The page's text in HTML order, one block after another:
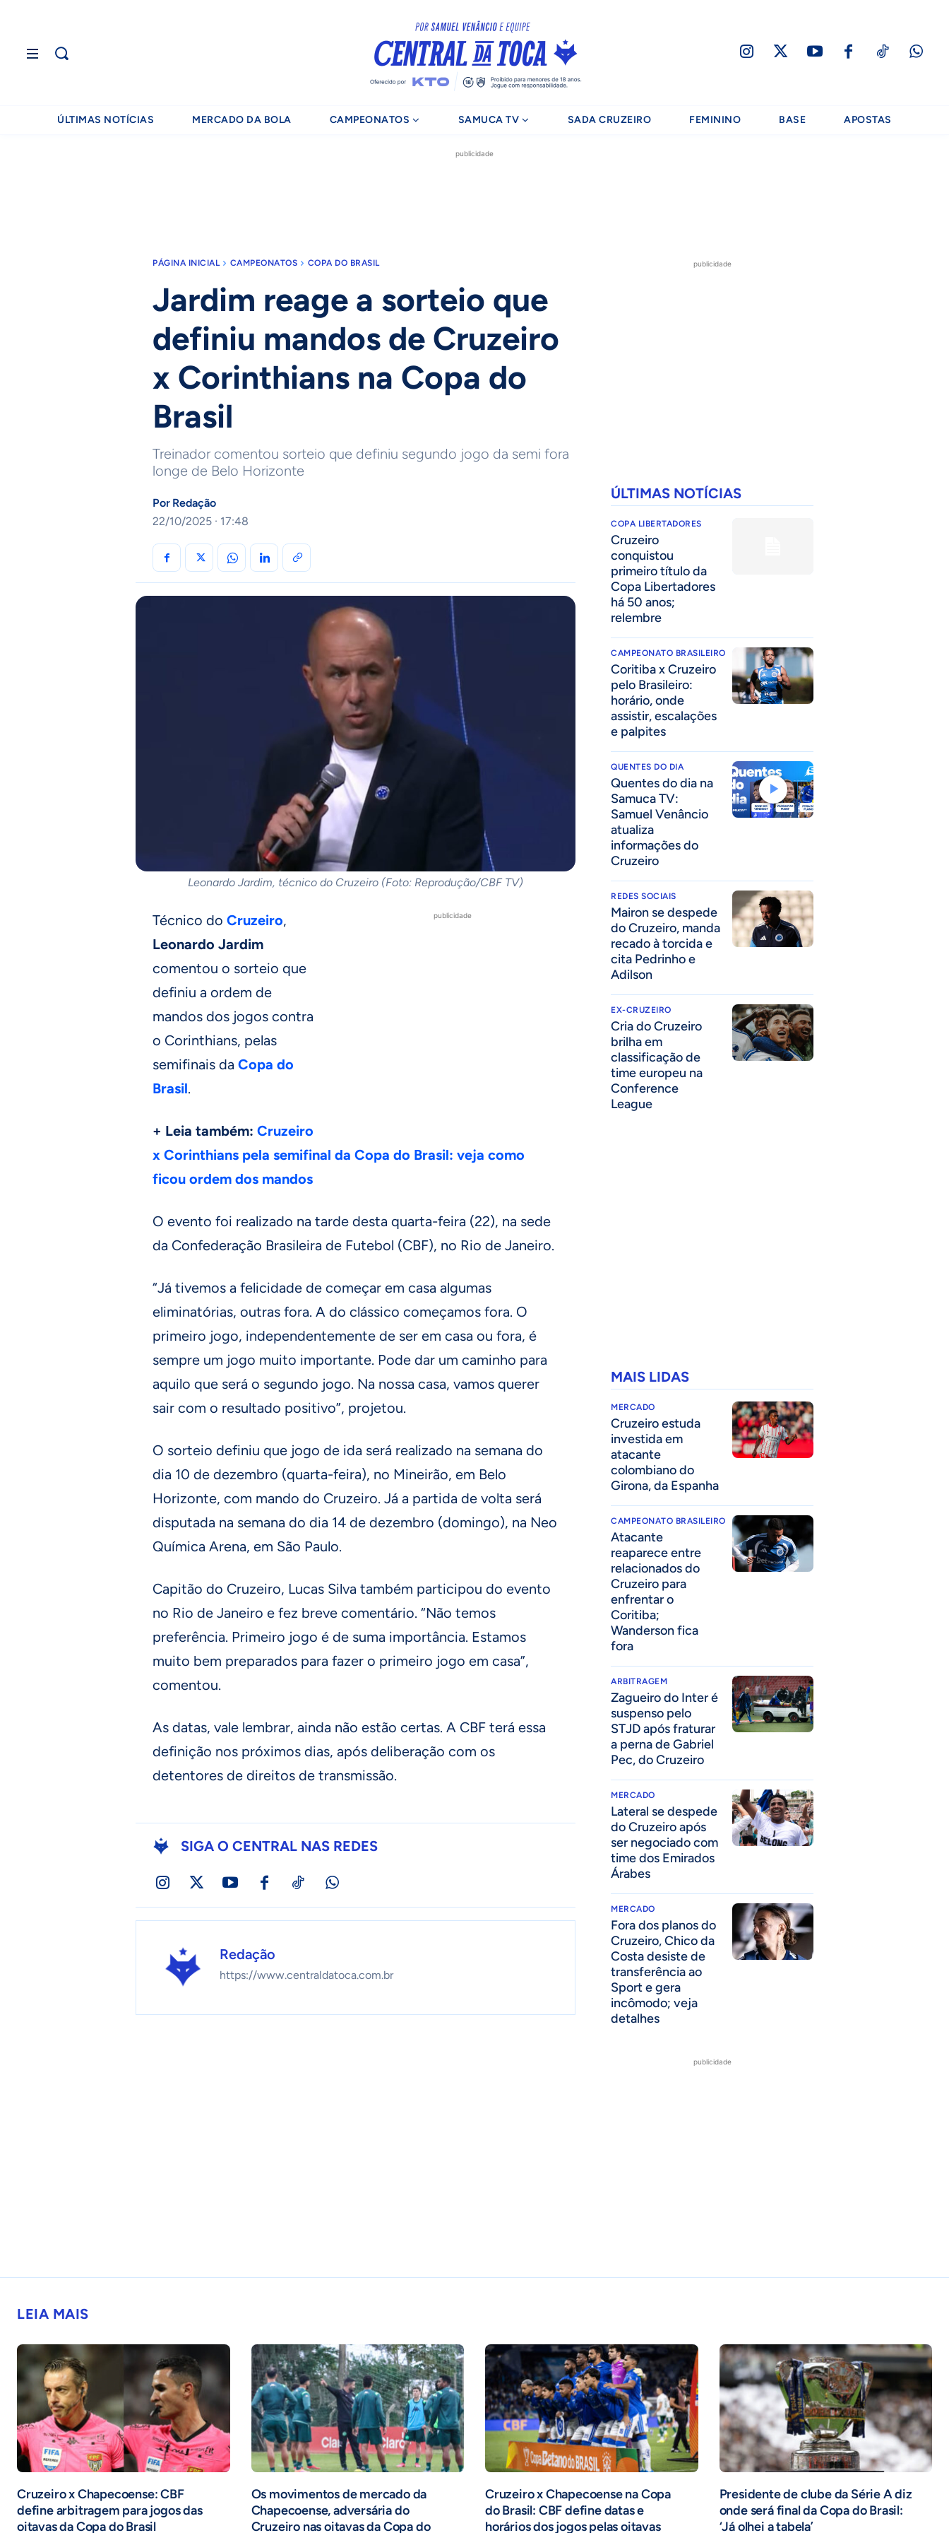
ÚLTIMAS NOTÍCIAS MERCADO DA BOLA CAMPEONATOS SAMUCA TV SADA CRUZEIRO FEMININO BASE APOSTAS
publicidade
PÁGINA INICIAL CAMPEONATOS COPA DO BRASIL
Jardim reage a sorteio que
definiu mandos de Cruzeiro
x Corinthians na Copa do
Brasil
Treinador comentou sorteio que definiu segundo jogo da semi fora
longe de Belo Horizonte
Por Redação
22/10/2025 · 17:48
Leonardo Jardim, técnico do Cruzeiro (Foto: Reprodução/CBF TV)
publicidade
Técnico do Cruzeiro,
Leonardo Jardim
comentou o sorteio que
definiu a ordem de
mandos dos jogos contra
o Corinthians, pelas
semifinais da Copa do
Brasil.
+ Leia também: Cruzeiro
x Corinthians pela semifinal da Copa do Brasil: veja como
ficou ordem dos mandos
O evento foi realizado na tarde desta quarta-feira (22), na sede
da Confederação Brasileira de Futebol (CBF), no Rio de Janeiro.
“Já tivemos a felicidade de começar em casa algumas
eliminatórias, outras fora. A do clássico começamos fora. O
primeiro jogo, independentemente de ser em casa ou fora, é
sempre um jogo muito importante. Pode dar um caminho para
aquilo que será o segundo jogo. Na nossa casa, vamos querer
sair com o resultado positivo”, projetou.
O sorteio definiu que jogo de ida será realizado na semana do
dia 10 de dezembro (quarta-feira), no Mineirão, em Belo
Horizonte, com mando do Cruzeiro. Já a partida de volta será
disputada na semana do dia 14 de dezembro (domingo), na Neo
Química Arena, em São Paulo.
Capitão do Cruzeiro, Lucas Silva também participou do evento
no Rio de Janeiro e fez breve comentário. “Não temos
preferência. Primeiro jogo é de suma importância. Estamos
muito bem preparados para fazer o primeiro jogo em casa”,
comentou.
As datas, vale lembrar, ainda não estão certas. A CBF terá essa
definição nos próximos dias, após deliberação com os
detentores de direitos de transmissão.
SIGA O CENTRAL NAS REDES
Redação
https://www.centraldatoca.com.br
publicidade
ÚLTIMAS NOTÍCIAS
COPA LIBERTADORES
Cruzeiro
conquistou
primeiro título da
Copa Libertadores
há 50 anos;
relembre
CAMPEONATO BRASILEIRO
Coritiba x Cruzeiro
pelo Brasileiro:
horário, onde
assistir, escalações
e palpites
QUENTES DO DIA
Quentes do dia na
Samuca TV:
Samuel Venâncio
atualiza
informações do
Cruzeiro
REDES SOCIAIS
Mairon se despede
do Cruzeiro, manda
recado à torcida e
cita Pedrinho e
Adilson
EX-CRUZEIRO
Cria do Cruzeiro
brilha em
classificação de
time europeu na
Conference
League
MAIS LIDAS
MERCADO
Cruzeiro estuda
investida em
atacante
colombiano do
Girona, da Espanha
CAMPEONATO BRASILEIRO
Atacante
reaparece entre
relacionados do
Cruzeiro para
enfrentar o
Coritiba;
Wanderson fica
fora
ARBITRAGEM
Zagueiro do Inter é
suspenso pelo
STJD após fraturar
a perna de Gabriel
Pec, do Cruzeiro
MERCADO
Lateral se despede
do Cruzeiro após
ser negociado com
time dos Emirados
Árabes
MERCADO
Fora dos planos do
Cruzeiro, Chico da
Costa desiste de
transferência ao
Sport e gera
incômodo; veja
detalhes
publicidade
LEIA MAIS
Cruzeiro x Chapecoense: CBF
define arbitragem para jogos das
oitavas da Copa do Brasil
Os movimentos de mercado da
Chapecoense, adversária do
Cruzeiro nas oitavas da Copa do
Cruzeiro x Chapecoense na Copa
do Brasil: CBF define datas e
horários dos jogos pelas oitavas
Presidente de clube da Série A diz
onde será final da Copa do Brasil:
‘Já olhei a tabela’